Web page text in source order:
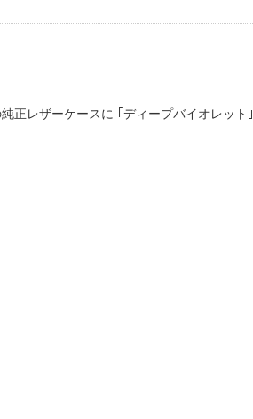
正レザーケースに ｢ディープバイオレット｣